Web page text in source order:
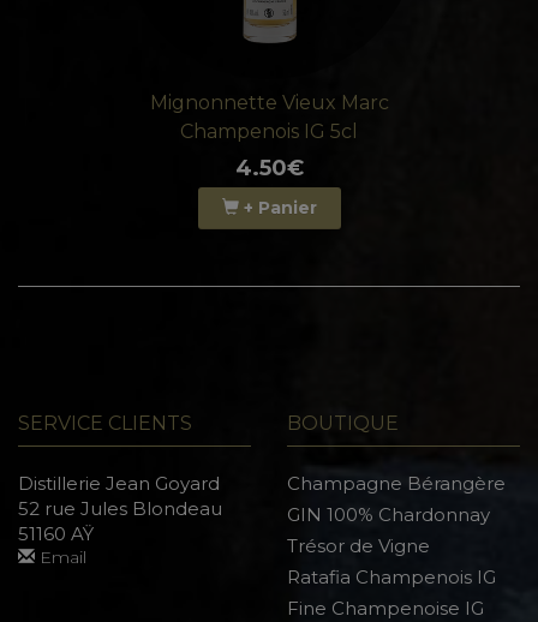
Mignonnette Vieux Marc
Champenois IG 5cl
4.50€
+ Panier
SERVICE CLIENTS
Distillerie Jean Goyard
52 rue Jules Blondeau
51160 AŸ
Email
BOUTIQUE
Champagne Bérangère
GIN 100% Chardonnay
Trésor de Vigne
Ratafia Champenois IG
Fine Champenoise IG